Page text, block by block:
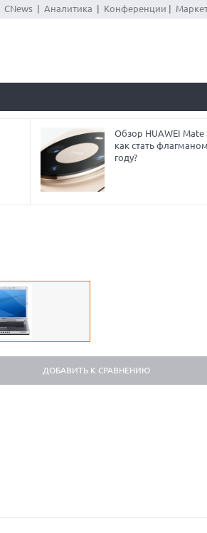
CNews| Аналитика Конференции
Обзор HUAWEI Mate
как стать
году?
ДОБАВИТЬ К СРАВНЕНИЮ